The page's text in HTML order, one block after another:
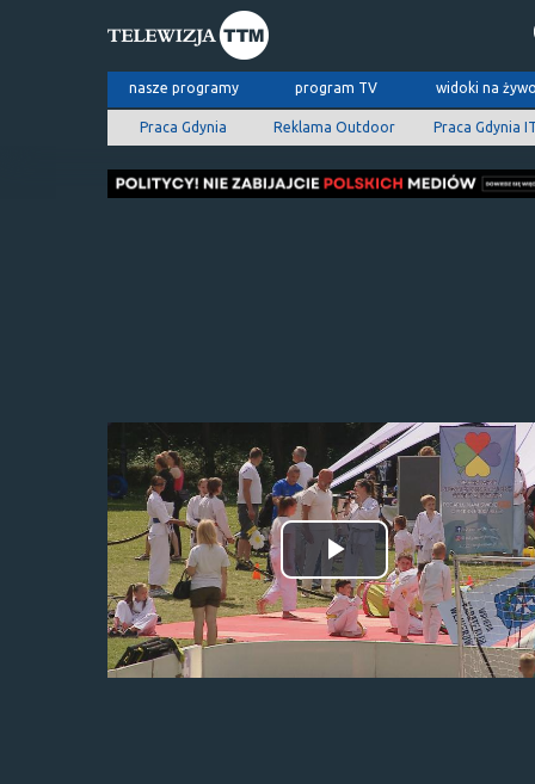
nasze programy program TV widoki na
Praca Gdynia Reklama Outdoor Praca Gdynia
Odtwórz
wideo